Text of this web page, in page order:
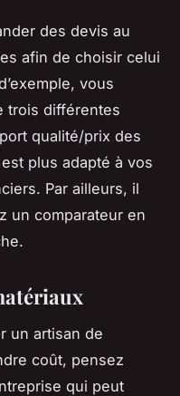
des devis au
afin de choisir celui
vous
trois différentes
qualité/prix des
plus adapté à vos
Par ailleurs, il
un comparateur en
un artisan de
coût, pensez
qui peut